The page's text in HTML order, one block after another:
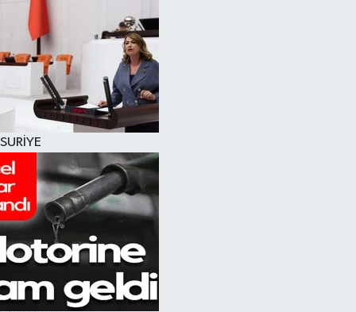
SURİYE